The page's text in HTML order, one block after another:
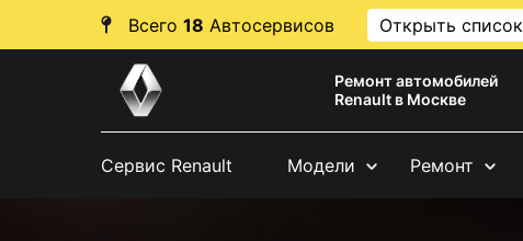
Всего 18 Автосервисов Открыть список
Ремонт автомобилей
Renault в Москве
Сервис Renault Модели Ремонт